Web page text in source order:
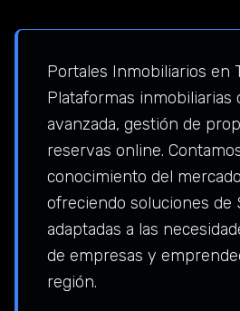
Portales Inmobiliarios en
Plataformas inmobiliarias
avanzada, gestión de
reservas online.
conocimiento del
ofreciendo soluciones de
adaptadas a las
de empresas y
región.